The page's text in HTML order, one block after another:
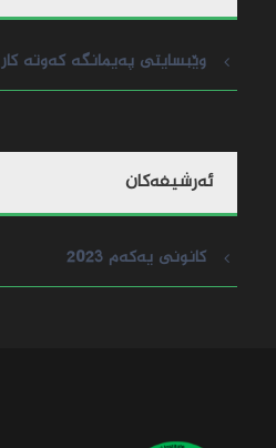
وێبسایتی پەیمانگە کەوتە کار
ئه‌رشیفه‌کان
كانونی یه‌كه‌م 2023